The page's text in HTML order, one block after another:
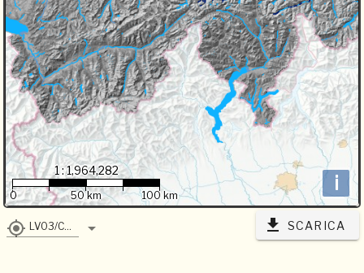
i
1 : 1,964,282
0 50 km 100 km
LV03/CH1903 SCARICA